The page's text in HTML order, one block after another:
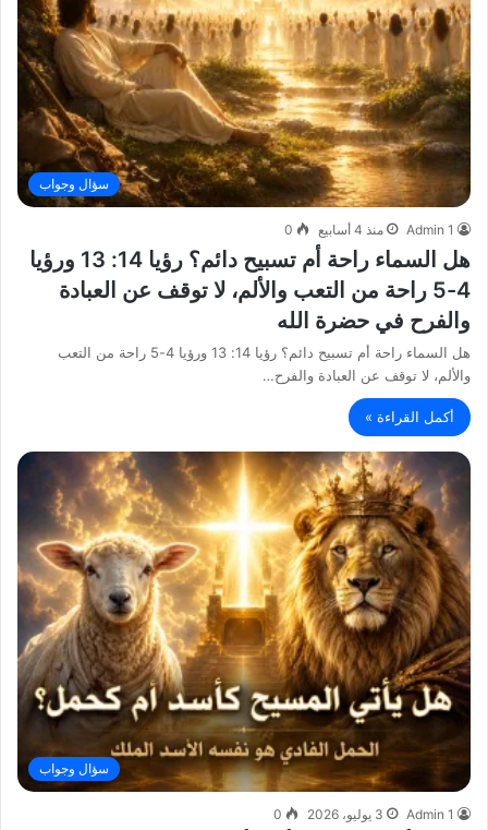
سؤال وجواب
Admin 1 منذ 4 أسابيع 0
هل السماء راحة أم تسبيح دائم؟ رؤيا 14: 13 ورؤيا
4-5 راحة من التعب والألم، لا توقف عن العبادة
والفرح في حضرة الله
هل السماء راحة أم تسبيح دائم؟ رؤيا 14: 13 ورؤيا 4-5 راحة من التعب
والألم، لا توقف عن العبادة والفرح…
أكمل القراءة »
سؤال وجواب
Admin 1 3 يوليو، 2026 0